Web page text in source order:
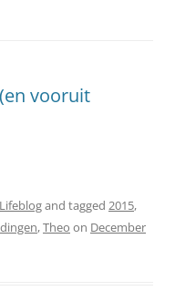
vooruit
Lifeblogand tagged 2015,
,Theo on December